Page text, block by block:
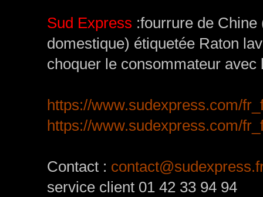
Sud Express :fourrure de
domestique) étiquetée Raton
choquer le consommateur avec
https://www.sudexpress.com/
https://www.sudexpress.com/
Contact :
service client 01 42 33 94 94